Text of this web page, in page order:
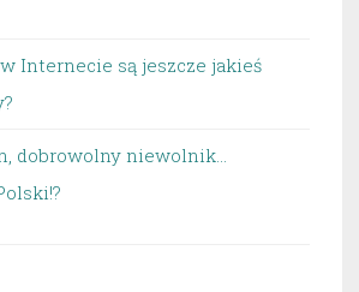
Internecie są jeszcze jakieś
dobrowolny niewolnik…